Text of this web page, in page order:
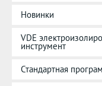
Новинки
VDE
инструмент
Стандартная